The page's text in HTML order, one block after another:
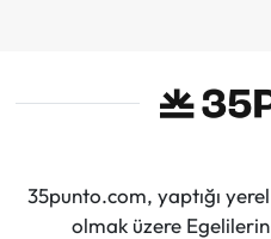
35punto.com, yaptığı
olmak üzere